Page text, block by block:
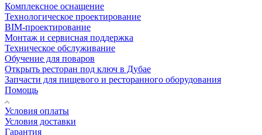
Комплексное оснащение
Технологическое проектирование
BIM-проектирование
Монтаж и сервисная поддержка
Техническое обслуживание
Обучение для поваров
Открыть ресторан под ключ в Дубае
Запчасти для пищевого и ресторанного оборудования
Помощь
Условия оплаты
Условия доставки
Гарантия